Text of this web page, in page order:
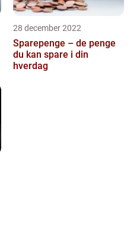
28 december 2022
Sparepenge – de penge
du kan spare i din
hverdag